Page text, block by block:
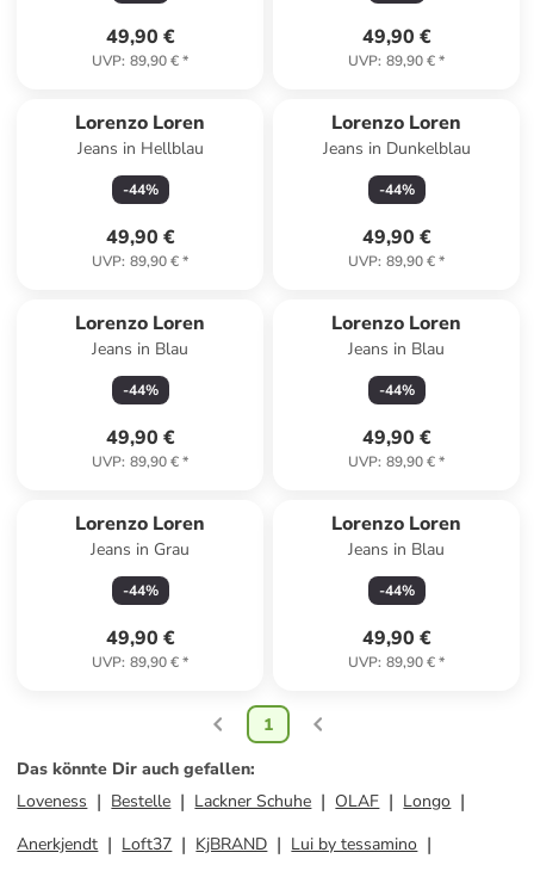
49,90 €
UVP: 89,90 €*
49,90 €
UVP: 89,90 €*
Lorenzo Loren
Jeans in Hellblau
-44%
49,90 €
UVP: 89,90 €*
Lorenzo Loren
Jeans in Dunkelblau
-44%
49,90 €
UVP: 89,90 €*
Lorenzo Loren
Jeans in Blau
-44%
49,90 €
UVP: 89,90 €*
Lorenzo Loren
Jeans in Blau
-44%
49,90 €
UVP: 89,90 €*
Lorenzo Loren
Jeans in Grau
-44%
49,90 €
UVP: 89,90 €*
Lorenzo Loren
Jeans in Blau
-44%
49,90 €
UVP: 89,90 €*
1
Das könnte Dir auch gefallen:
Loveness
Bestelle Lackner Schuhe OLAF
Longo
Anerkjendt
Loft37 KjBRAND
Lui by tessamino